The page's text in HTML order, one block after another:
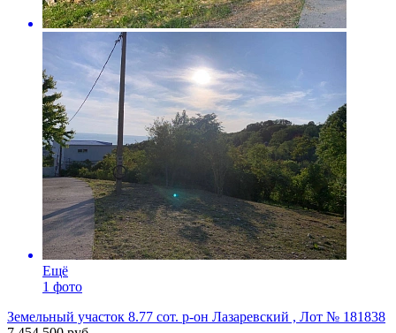
Ещё
1 фото
Земельный участок 8.77 сот. р-он Лазаревский , Лот № 181838